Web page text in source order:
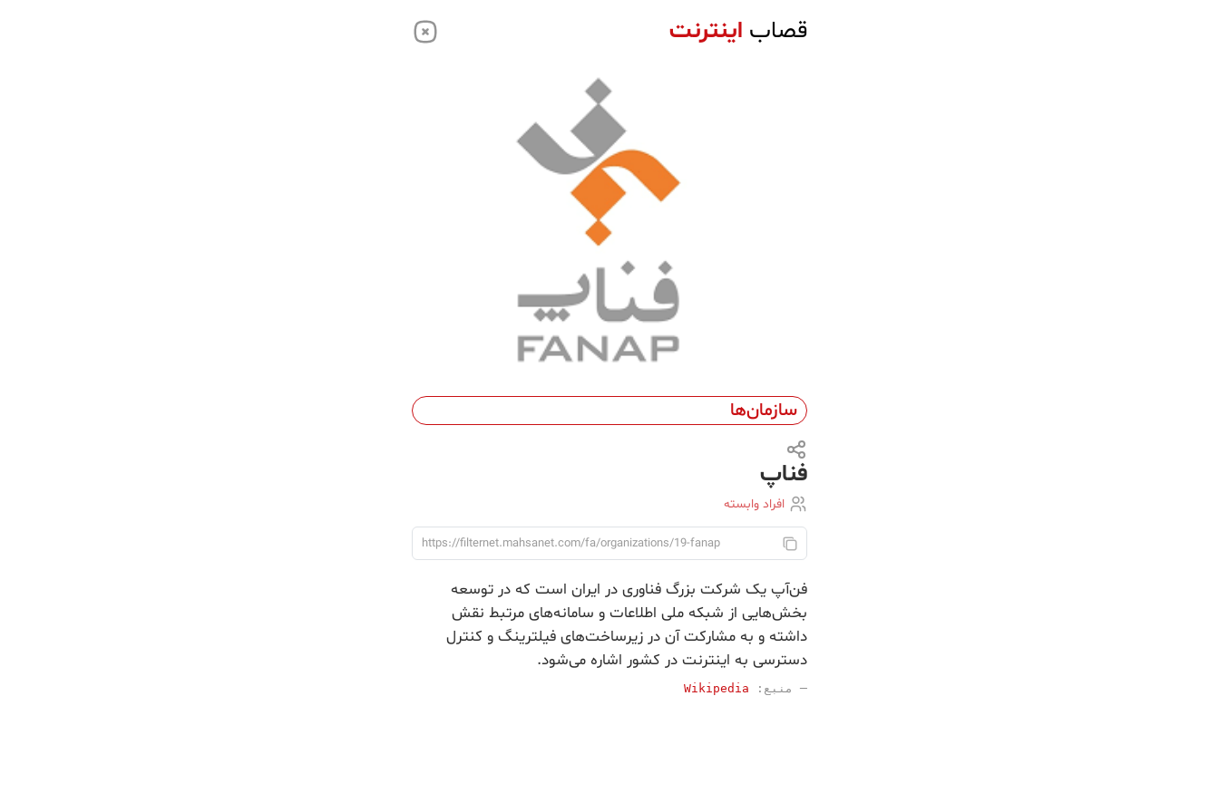
قصاب اینترنت
سازمان‌ها
فناپ
افراد وابسته
فن‌آپ یک شرکت بزرگ فناوری در ایران است که در توسعه
بخش‌هایی از شبکه ملی اطلاعات و سامانه‌های مرتبط نقش
داشته و به مشارکت آن در زیرساخت‌های فیلترینگ و کنترل
دسترسی به اینترنت در کشور اشاره می‌شود.
─ منبع :
Wikipedia